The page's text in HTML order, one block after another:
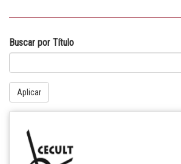
Buscar por Título
Aplicar